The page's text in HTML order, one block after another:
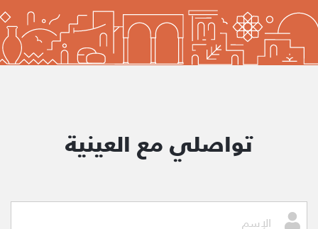
تواصلي مع العينية